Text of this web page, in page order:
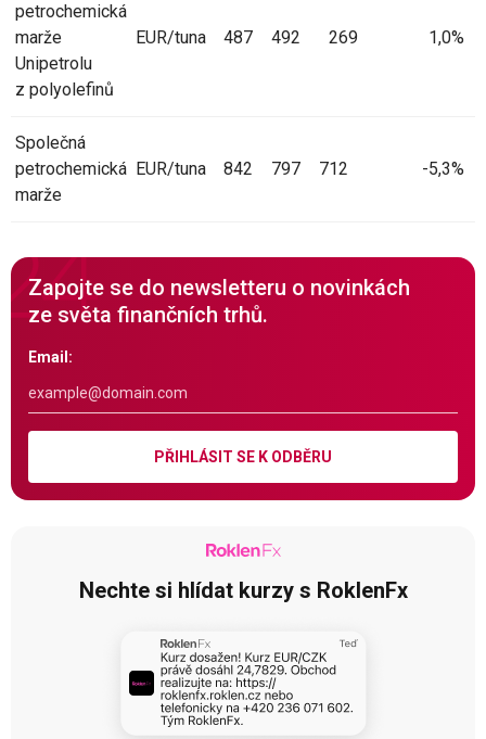
petrochemická
marže
Unipetrolu
z polyolefinů
EUR/tuna 487 492 269 1,0%
Společná
petrochemická
marže
EUR/tuna 842 797 712 -5,3%
Zapojte se do newsletteru o novinkách
ze světa finančních trhů.
Email:
PŘIHLÁSIT SE K ODBĚRU
Nechte si hlídat kurzy s RoklenFx